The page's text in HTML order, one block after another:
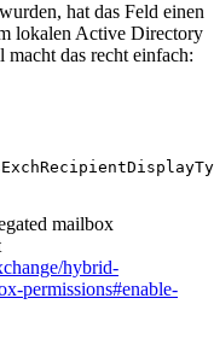
hat das Feld einen
lokalen Active Directory
macht das recht einfach:
mailbox
hybrid-
permissions#enable-